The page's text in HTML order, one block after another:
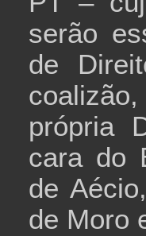
serão
de
própria
cara do
de
de Moro